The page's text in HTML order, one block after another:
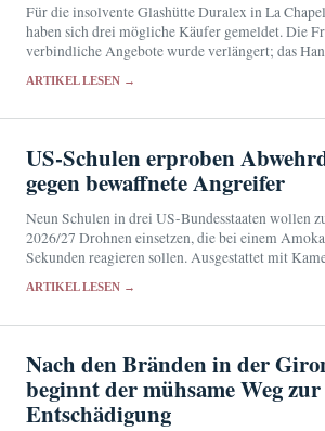
Für die insolvente Glashütte Duralex in La
haben sich drei mögliche Käufer gemeldet. Die
verbindliche Angebote wurde verlängert; das
ARTIKEL LESEN →
US-Schulen erproben
gegen bewaffnete Angreifer
Neun Schulen in drei US-Bundesstaaten wollen
2026/27 Drohnen einsetzen, die bei einem
Sekunden reagieren sollen. Ausgestattet mit
Polizei…
ARTIKEL LESEN →
Nach den Bränden in der
beginnt der mühsame Weg zur
Entschädigung